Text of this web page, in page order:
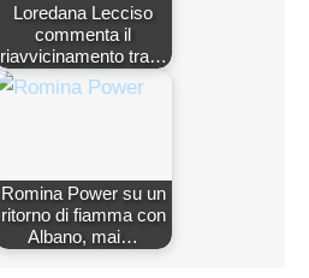
Loredana Lecciso
commenta il
riavvicinamento tra…
Romina Power su un
ritorno di fiamma con
Albano, mai…